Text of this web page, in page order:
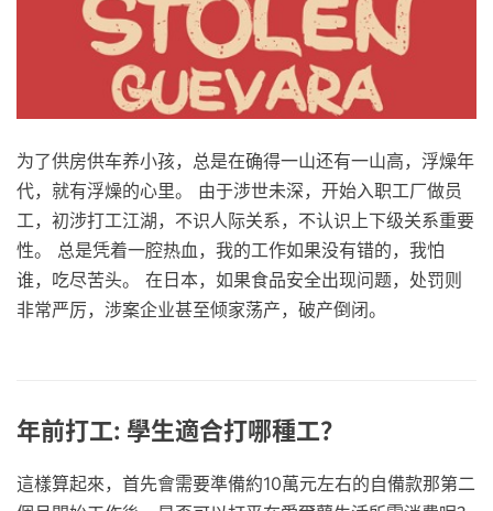
为了供房供车养小孩，总是在确得一山还有一山高，浮燥年
代，就有浮燥的心里。 由于涉世未深，开始入职工厂做员
工，初涉打工江湖，不识人际关系，不认识上下级关系重要
性。 总是凭着一腔热血，我的工作如果没有错的，我怕
谁，吃尽苦头。 在日本，如果食品安全出现问题，处罚则
非常严厉，涉案企业甚至倾家荡产，破产倒闭。
年前打工: 學生適合打哪種工？
這樣算起來，首先會需要準備約10萬元左右的自備款那第二